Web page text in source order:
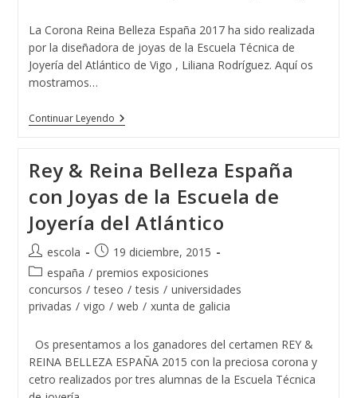
la
entrada:
La Corona Reina Belleza España 2017 ha sido realizada
por la diseñadora de joyas de la Escuela Técnica de
Joyería del Atlántico de Vigo , Liliana Rodríguez. Aquí os
mostramos…
Continuar LeyendoLa
Corona
España
2017
Se
Fabricó
Y
Se
Diseñó
En
Vigo
Rey & Reina Belleza España
con Joyas de la Escuela de
Joyería del Atlántico
Autor
de
la
entrada:
escola
Publicación
de
la
entrada:
19 diciembre, 2015
Categoría
de
la
españa / premios exposiciones
concursos / teseo / tesis / universidades
privadas / vigo / web / xunta de galicia
Os presentamos a los ganadores del certamen REY &
REINA BELLEZA ESPAÑA 2015 con la preciosa corona y
cetro realizados por tres alumnas de la Escuela Técnica